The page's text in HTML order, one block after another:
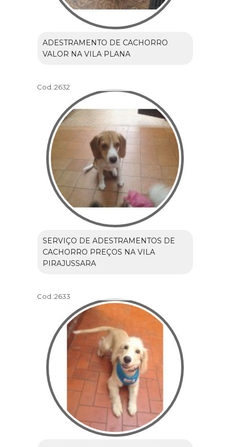
ADESTRAMENTO DE CACHORRO
VALOR NA VILA PLANA
Cod.:2632
SERVIÇO DE ADESTRAMENTOS DE
CACHORRO PREÇOS NA VILA
PIRAJUSSARA
Cod.:2633